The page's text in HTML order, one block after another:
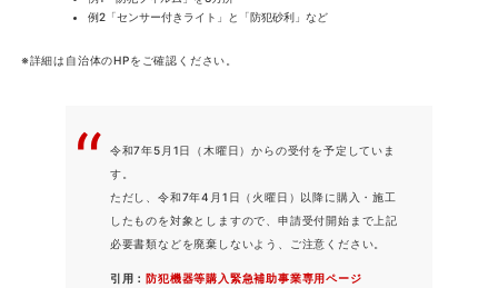
例2「センサー付きライト」と「防犯砂利」など
※詳細は自治体のHPをご確認ください。
令和7年5月1日（木曜日）からの受付を予定していま
す。
ただし、令和7年4月1日（火曜日）以降に購入・施工
したものを対象としますので、申請受付開始まで上記
必要書類などを廃棄しないよう、ご注意ください。
引用： 防犯機器等購入緊急補助事業専用ページ